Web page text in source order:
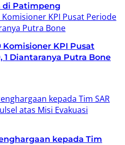
di Patimpeng
Komisioner KPI Pusat
1 Diantaranya Putra Bone
kepada Tim